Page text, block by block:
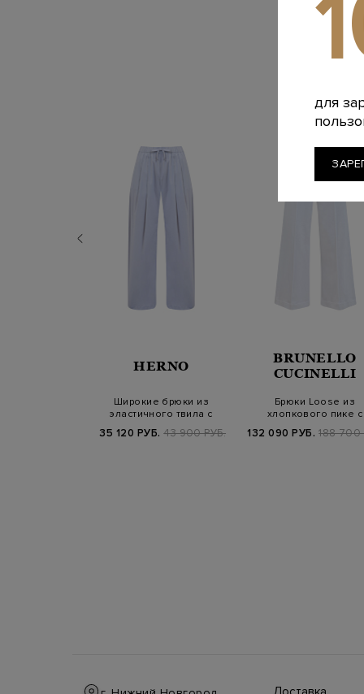
HERNO
Широкие брюки из
эластичного твила с
35 120 РУБ. 43 900 РУБ.
BRUNELLO
CUCINELLI
Брюки Loose из
хлопкового пике с
132 090 РУБ. 188 700
для